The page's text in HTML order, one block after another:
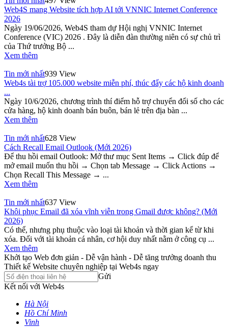
Web4S mang Website tích hợp AI tới VNNIC Internet Conference
2026
Ngày 19/06/2026, Web4S tham dự Hội nghị VNNIC Internet
Conference (VIC) 2026 . Đây là diễn đàn thường niên có sự chủ trì
của Thứ trưởng Bộ ...
Xem thêm
Tin mới nhất939 View
Web4s tài trợ 105.000 website miễn phí, thúc đẩy các hộ kinh doanh
...
Ngày 10/6/2026, chương trình thí điểm hỗ trợ chuyển đổi số cho các
cửa hàng, hộ kinh doanh bán buôn, bán lẻ trên địa bàn ...
Xem thêm
Tin mới nhất628 View
Cách Recall Email Outlook (Mới 2026)
Để thu hồi email Outlook: Mở thư mục Sent Items → Click đúp để
mở email muốn thu hồi → Chọn tab Message → Click Actions →
Chọn Recall This Message → ...
Xem thêm
Tin mới nhất637 View
Khôi phục Email đã xóa vĩnh viễn trong Gmail được không? (Mới
2026)
Có thể, nhưng phụ thuộc vào loại tài khoản và thời gian kể từ khi
xóa. Đối với tài khoản cá nhân, cơ hội duy nhất nằm ở công cụ ...
Xem thêm
Khởi tạo Web đơn giản - Dễ vận hành - Dễ tăng trưởng doanh thu
Thiết kế Website chuyên nghiệp tại Web4s ngay
Gửi
Kết nối với Web4s
Hà Nội
Hồ Chí Minh
Vinh